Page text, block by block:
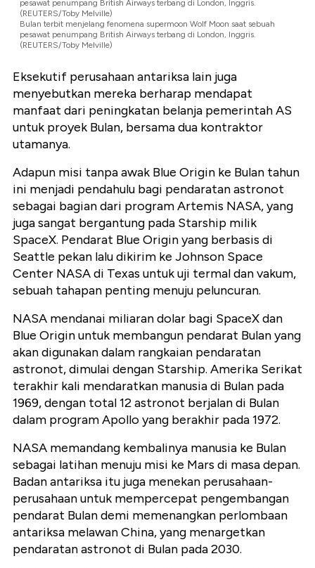
pesawat penumpang British Airways terbang di London, Inggris.
(REUTERS/Toby Melville)
Bulan terbit menjelang fenomena supermoon Wolf Moon saat sebuah
pesawat penumpang British Airways terbang di London, Inggris.
(REUTERS/Toby Melville)
Eksekutif perusahaan antariksa lain juga
menyebutkan mereka berharap mendapat
manfaat dari peningkatan belanja pemerintah AS
untuk proyek Bulan, bersama dua kontraktor
utamanya.
Adapun misi tanpa awak Blue Origin ke Bulan tahun
ini menjadi pendahulu bagi pendaratan astronot
sebagai bagian dari program Artemis NASA, yang
juga sangat bergantung pada Starship milik
SpaceX. Pendarat Blue Origin yang berbasis di
Seattle pekan lalu dikirim ke Johnson Space
Center NASA di Texas untuk uji termal dan vakum,
sebuah tahapan penting menuju peluncuran.
NASA mendanai miliaran dolar bagi SpaceX dan
Blue Origin untuk membangun pendarat Bulan yang
akan digunakan dalam rangkaian pendaratan
astronot, dimulai dengan Starship. Amerika Serikat
terakhir kali mendaratkan manusia di Bulan pada
1969, dengan total 12 astronot berjalan di Bulan
dalam program Apollo yang berakhir pada 1972.
NASA memandang kembalinya manusia ke Bulan
sebagai latihan menuju misi ke Mars di masa depan.
Badan antariksa itu juga menekan perusahaan-
perusahaan untuk mempercepat pengembangan
pendarat Bulan demi memenangkan perlombaan
antariksa melawan China, yang menargetkan
pendaratan astronot di Bulan pada 2030.